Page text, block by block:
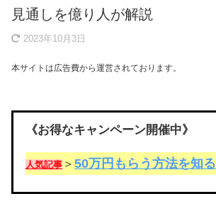
見通しを億り人が解説
2023年10月3日
本サイトは広告費から運営されております。
《お得なキャンペーン開催中》
人気記事 ＞ 50万円もらう方法を知る